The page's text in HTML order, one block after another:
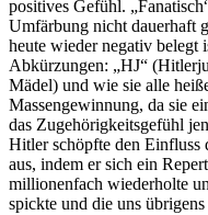
positives Gefühl.
Umfärbung nicht dauerhaft
heute wieder negativ belegt
Abkürzungen: „HJ“
Mädel) und wie sie alle
Massengewinnung, da sie
das Zugehörigkeitsgefühl
Hitler schöpfte den Einfluss
aus, indem er sich ein
millionenfach wiederholte
spickte und die uns